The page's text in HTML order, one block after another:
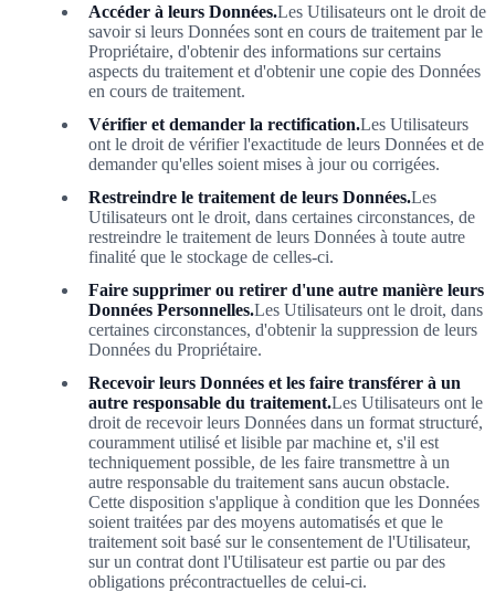
Accéder à leurs Données.Les Utilisateurs ont le droit de
savoir si leurs Données sont en cours de traitement par le
Propriétaire, d'obtenir des informations sur certains
aspects du traitement et d'obtenir une copie des Données
en cours de traitement.
Vérifier et demander la rectification.Les Utilisateurs
ont le droit de vérifier l'exactitude de leurs Données et de
demander qu'elles soient mises à jour ou corrigées.
Restreindre le traitement de leurs Données.Les
Utilisateurs ont le droit, dans certaines circonstances, de
restreindre le traitement de leurs Données à toute autre
finalité que le stockage de celles-ci.
Faire supprimer ou retirer d'une autre manière leurs
Données Personnelles.Les Utilisateurs ont le droit, dans
certaines circonstances, d'obtenir la suppression de leurs
Données du Propriétaire.
Recevoir leurs Données et les faire transférer à un
autre responsable du traitement.Les Utilisateurs ont le
droit de recevoir leurs Données dans un format structuré,
couramment utilisé et lisible par machine et, s'il est
techniquement possible, de les faire transmettre à un
autre responsable du traitement sans aucun obstacle.
Cette disposition s'applique à condition que les Données
soient traitées par des moyens automatisés et que le
traitement soit basé sur le consentement de l'Utilisateur,
sur un contrat dont l'Utilisateur est partie ou par des
obligations précontractuelles de celui-ci.